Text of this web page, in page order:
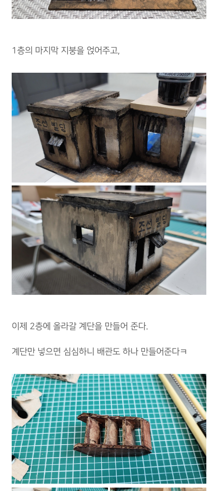
1층의 마지막 지붕을 얹어주고,
이제 2층에 올라갈 계단을 만들어 준다.
계단만 넣으면 심심하니 배관도 하나 만들어준다ㅋ